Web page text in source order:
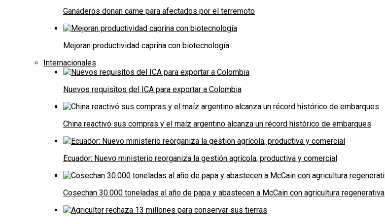
Ganaderos donan carne para afectados por el terremoto
Mejoran productividad caprina con biotecnología
Internacionales
Nuevos requisitos del ICA para exportar a Colombia
China reactivó sus compras y el maíz argentino alcanza un récord histórico de embarques
Ecuador: Nuevo ministerio reorganiza la gestión agrícola, productiva y comercial
Cosechan 30.000 toneladas al año de papa y abastecen a McCain con agricultura regenerativa